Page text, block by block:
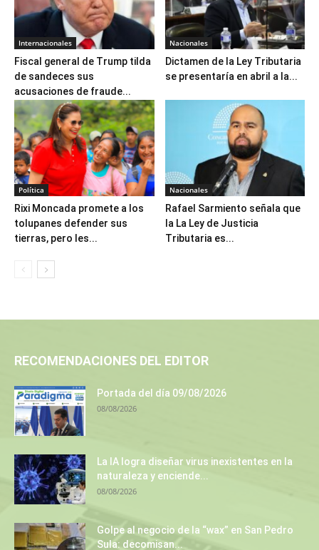
Internacionales
Fiscal general de Trump tilda
de sandeces sus
acusaciones de fraude...
Nacionales
Dictamen de la Ley Tributaria
se presentaría en abril a la...
Política
Rixi Moncada promete a los
tolupanes defender sus
tierras, pero les...
Nacionales
Rafael Sarmiento señala que
la La Ley de Justicia
Tributaria es...
RECOMENDACIONES DEL EDITOR
Portada del día 09/08/2026
08/08/2026
La IA logra diseñar virus inexistentes en la
naturaleza y enciende...
08/08/2026
Golpe al negocio de la “wax” en San Pedro
Sula: decomisan...